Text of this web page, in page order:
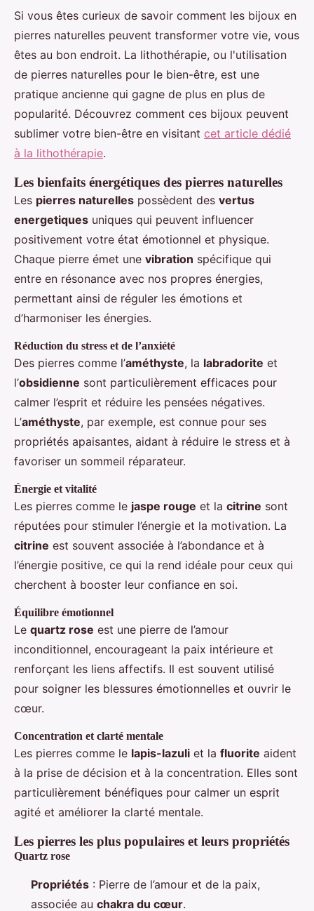
Si vous êtes curieux de savoir comment les bijoux en
pierres naturelles peuvent transformer votre vie, vous
êtes au bon endroit. La lithothérapie, ou l'utilisation
de pierres naturelles pour le bien-être, est une
pratique ancienne qui gagne de plus en plus de
popularité. Découvrez comment ces bijoux peuvent
sublimer votre bien-être en visitant cet article dédié
à la lithothérapie.
Les bienfaits énergétiques des pierres naturelles
Les pierres naturelles possèdent des vertus
energetiques uniques qui peuvent influencer
positivement votre état émotionnel et physique.
Chaque pierre émet une vibration spécifique qui
entre en résonance avec nos propres énergies,
permettant ainsi de réguler les émotions et
d’harmoniser les énergies.
Réduction du stress et de l’anxiété
Des pierres comme l’améthyste, la labradorite et
l’obsidienne sont particulièrement efficaces pour
calmer l’esprit et réduire les pensées négatives.
L’améthyste, par exemple, est connue pour ses
propriétés apaisantes, aidant à réduire le stress et à
favoriser un sommeil réparateur.
Énergie et vitalité
Les pierres comme le jaspe rouge et la citrine sont
réputées pour stimuler l’énergie et la motivation. La
citrine est souvent associée à l’abondance et à
l’énergie positive, ce qui la rend idéale pour ceux qui
cherchent à booster leur confiance en soi.
Équilibre émotionnel
Le quartz rose est une pierre de l’amour
inconditionnel, encourageant la paix intérieure et
renforçant les liens affectifs. Il est souvent utilisé
pour soigner les blessures émotionnelles et ouvrir le
cœur.
Concentration et clarté mentale
Les pierres comme le lapis-lazuli et la fluorite aident
à la prise de décision et à la concentration. Elles sont
particulièrement bénéfiques pour calmer un esprit
agité et améliorer la clarté mentale.
Les pierres les plus populaires et leurs propriétés
Quartz rose
Propriétés : Pierre de l’amour et de la paix,
associée au chakra du cœur.